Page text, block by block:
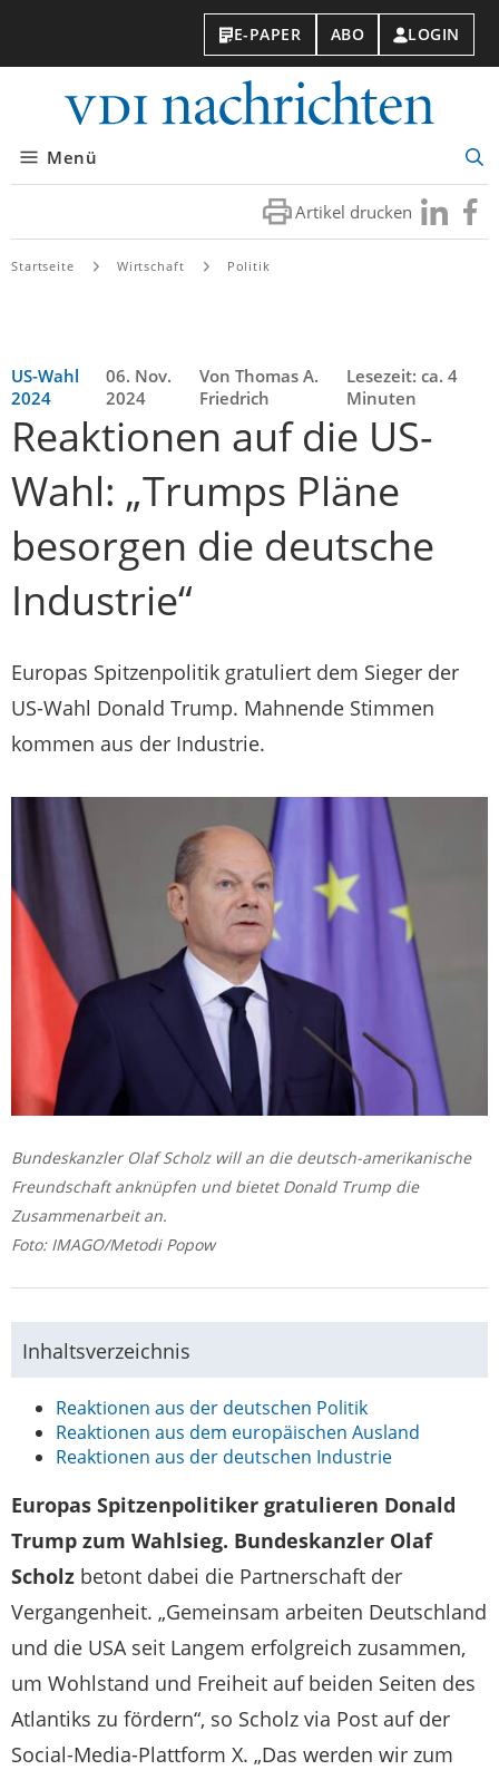
E-PAPER ABO LOGIN
Menü
Artikel drucken Besuchen
Sie
Sie
Startseite Wirtschaft Politik
US-Wahl
2024
06. Nov.
2024
Von Thomas A.
Friedrich
Lesezeit: ca. 4
Minuten
Reaktionen auf die US-
Wahl: „Trumps Pläne
besorgen die deutsche
Industrie“
Europas Spitzenpolitik gratuliert dem Sieger der
US-Wahl Donald Trump. Mahnende Stimmen
kommen aus der Industrie.
Bundeskanzler Olaf Scholz will an die deutsch-amerikanische
Freundschaft anknüpfen und bietet Donald Trump die
Zusammenarbeit an.
Foto: IMAGO/Metodi Popow
Inhaltsverzeichnis
Reaktionen aus der deutschen Politik
Reaktionen aus dem europäischen Ausland
Reaktionen aus der deutschen Industrie
Europas Spitzenpolitiker gratulieren Donald
Trump zum Wahlsieg. Bundeskanzler Olaf
Scholz betont dabei die Partnerschaft der
Vergangenheit. „Gemeinsam arbeiten Deutschland
und die USA seit Langem erfolgreich zusammen,
um Wohlstand und Freiheit auf beiden Seiten des
Atlantiks zu fördern“, so Scholz via Post auf der
Social-Media-Plattform X. „Das werden wir zum